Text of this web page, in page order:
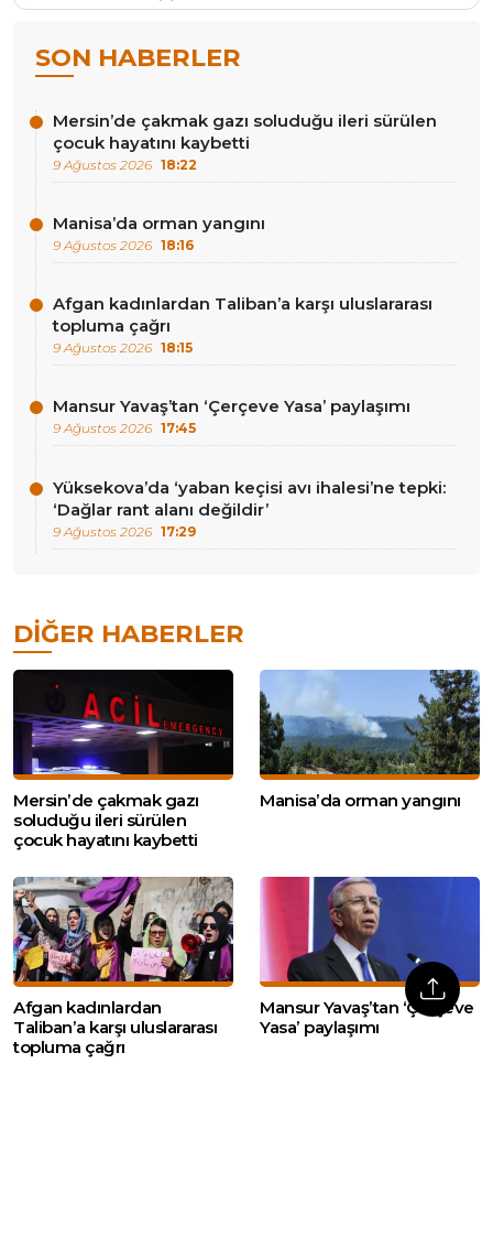
SON HABERLER
Mersin’de çakmak gazı soluduğu ileri sürülen
çocuk hayatını kaybetti
9 Ağustos 2026 18:22
Manisa’da orman yangını
9 Ağustos 2026 18:16
Afgan kadınlardan Taliban’a karşı uluslararası
topluma çağrı
9 Ağustos 2026 18:15
Mansur Yavaş’tan ‘Çerçeve Yasa’ paylaşımı
9 Ağustos 2026 17:45
Yüksekova’da ‘yaban keçisi avı ihalesi’ne tepki:
‘Dağlar rant alanı değildir’
9 Ağustos 2026 17:29
DIĞER HABERLER
Mersin’de çakmak gazı
soluduğu ileri sürülen
çocuk hayatını kaybetti
Manisa’da orman yangını
Afgan kadınlardan
Taliban’a karşı uluslararası
topluma çağrı
Mansur Yavaş’tan ‘Çerçeve
Yasa’ paylaşımı